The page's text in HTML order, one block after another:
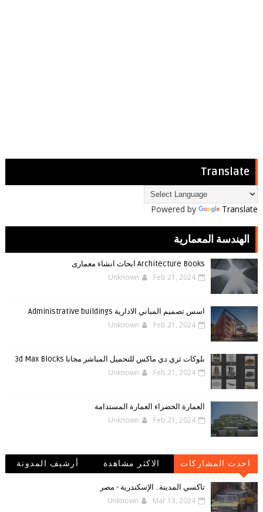
Translate
Powered by Translate
الهندسة المعمارية
Architecture Books ابحاث انشاء معمارى
Unknown Feb 21, 2024
اسس تصميم المباني الادارية Administrative buildings
Unknown Feb 21, 2024
بلوكات ثري دي ماكس للتحميل المباشر مجانا 3d Max Blocks
Unknown Feb 21, 2024
العمارة الخضراء العمارة المستدامة
Unknown Feb 21, 2024
احدث المشاركات الاكثر مشاهدة
أرشيف المدونة
تاكسي المدينة.. الإسكندرية - مصر
Unknown Mar 13, 2024